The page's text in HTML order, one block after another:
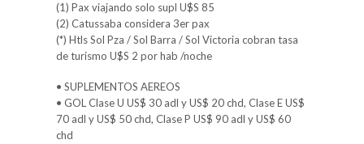
(1) Pax viajando solo supl U$S 85
(2) Catussaba considera 3er pax
(*) Htls Sol Pza / Sol Barra / Sol Victoria cobran tasa
de turismo U$S 2 por hab /noche
• SUPLEMENTOS AEREOS
• GOL Clase U US$ 30 adl y US$ 20 chd, Clase E US$
70 adl y US$ 50 chd, Clase P US$ 90 adl y US$ 60
chd